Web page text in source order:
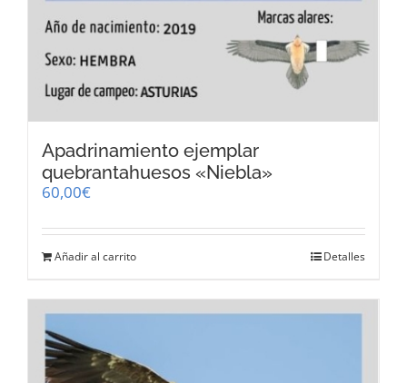
Apadrinamiento ejemplar
quebrantahuesos «Niebla»
60,00€
Añadir al carrito Detalles